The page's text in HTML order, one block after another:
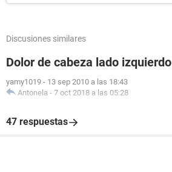
Discusiones similares
Dolor de cabeza lado izquierdo
yamy1019 - 13 sep 2010 a las 18:43
Antonela - 7 oct 2018 a las 05:28
47 respuestas